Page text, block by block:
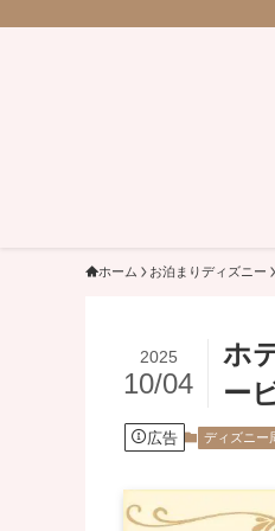
ホーム お泊まりディズニー
ホ
ー
2025
10/04
広告 ディズニー